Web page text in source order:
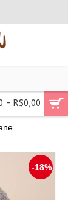
- R$0,00
-18%